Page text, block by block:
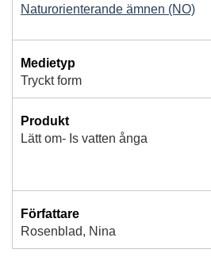
Naturorienterande ämnen (NO)
Medietyp
Tryckt form
Produkt
Lätt om- Is vatten ånga
Författare
Rosenblad, Nina